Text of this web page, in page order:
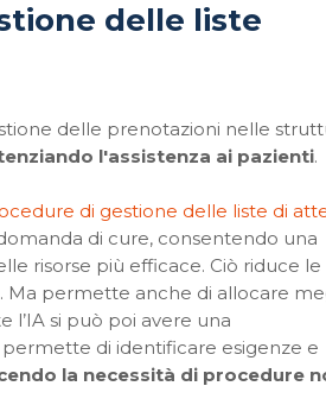
delle liste
delle prenotazioni nelle
l'assistenza ai pazienti.
di gestione delle liste di
di cure, consentendo una
risorse più efficace. Ciò riduce le
Ma permette anche di allocare
l’IA si può poi avere una
permette di identificare esigenze e
la necessità di procedure